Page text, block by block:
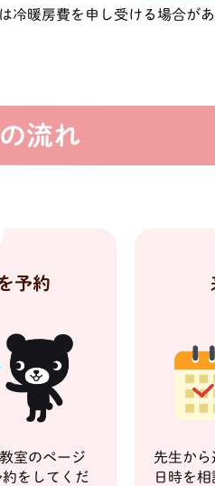
冷暖房費を申し受ける場合があ
流れ
予約
室のページ
をしてくだ
先生か
日時を相